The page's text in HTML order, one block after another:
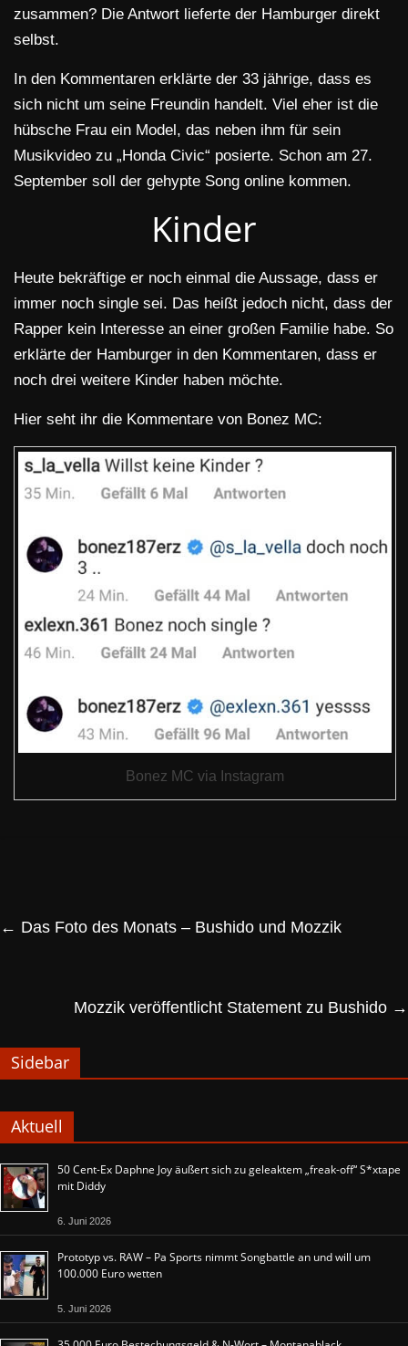
zusammen? Die Antwort lieferte der Hamburger direkt
selbst.
In den Kommentaren erklärte der 33 jährige, dass es
sich nicht um seine Freundin handelt. Viel eher ist die
hübsche Frau ein Model, das neben ihm für sein
Musikvideo zu „Honda Civic“ posierte. Schon am 27.
September soll der gehypte Song online kommen.
Kinder
Heute bekräftige er noch einmal die Aussage, dass er
immer noch single sei. Das heißt jedoch nicht, dass der
Rapper kein Interesse an einer großen Familie habe. So
erklärte der Hamburger in den Kommentaren, dass er
noch drei weitere Kinder haben möchte.
Hier seht ihr die Kommentare von Bonez MC:
Bonez MC via Instagram
← Das Foto des Monats – Bushido und Mozzik
Mozzik veröffentlicht Statement zu Bushido →
Sidebar
Aktuell
50 Cent-Ex Daphne Joy äußert sich zu geleaktem „freak-off“ S*xtape
mit Diddy
6. Juni 2026
Prototyp vs. RAW – Pa Sports nimmt Songbattle an und will um
100.000 Euro wetten
5. Juni 2026